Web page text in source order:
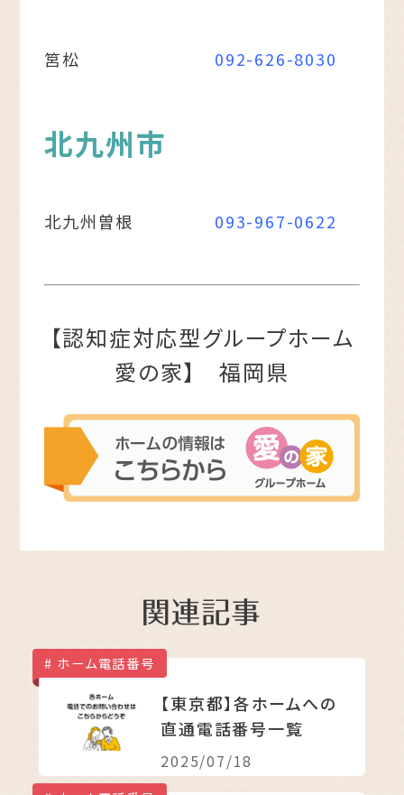
筥松 092-626-8030
北九州市
北九州曽根 093-967-0622
【認知症対応型グループホーム
愛の家】 福岡県
ホーム電話番号
【東京都】各ホームへの
直通電話番号一覧
2025/07/18